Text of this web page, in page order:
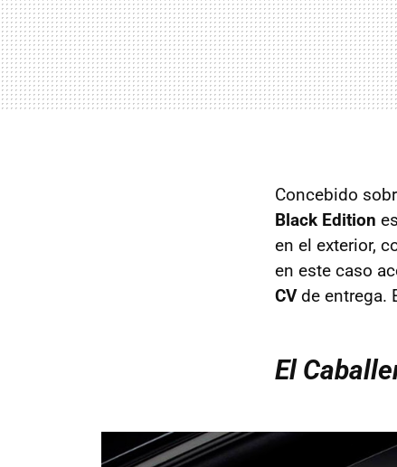
Concebido
Black Edition
en el exterior,
en este caso
CVde entrega.
El